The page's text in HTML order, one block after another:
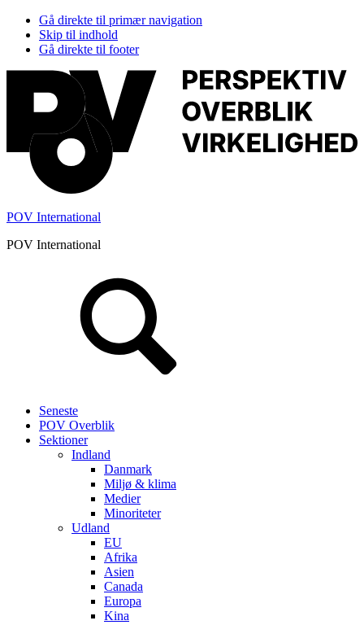
Gå direkte til primær navigation
Skip til indhold
Gå direkte til footer
POV International
POV International
Seneste
POV Overblik
Sektioner
Indland
Danmark
Miljø & klima
Medier
Minoriteter
Udland
EU
Afrika
Asien
Canada
Europa
Kina